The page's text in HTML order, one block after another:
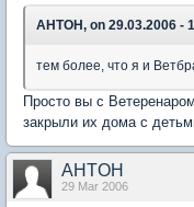
AHTOH, on 29.03.2006 -
тем более, что я и
Просто вы с
закрыли их дома с
AHTOH
29 Mar 2006